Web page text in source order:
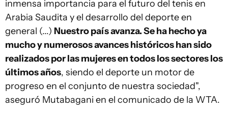
inmensa importancia para el futuro del tenis en
Arabia Saudita y el desarrollo del deporte en
general (...) Nuestro país avanza. Se ha hecho ya
mucho y numerosos avances históricos han sido
realizados por las mujeres en todos los sectores los
últimos años, siendo el deporte un motor de
progreso en el conjunto de nuestra sociedad",
aseguró Mutabagani en el comunicado de la WTA.